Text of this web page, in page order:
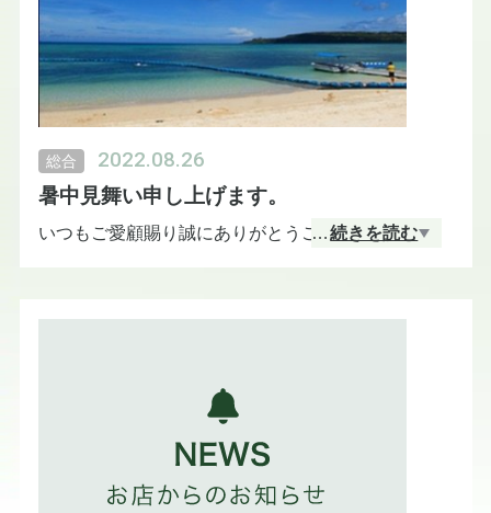
会期：8月18日（木）〜8月23日（水）
※皆さまのお越しを心よりお待ちしております。
総合 2022.08.26
暑中見舞い申し上げます。
いつもご愛顧賜り誠にありがとうございます。
日々、暑い日が続いてますがお変わりなくお過ごし
沖縄は、朝夕と少し涼しくも感じますが
日中の日差しの強さには参ってしまいますね。
梅雨時の涼しさが少しも恋しく感じます。
…続きを読む